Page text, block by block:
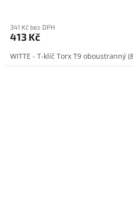
341 Kč bez DPH
413 Kč
WITTE - T-klíč Torx T9 oboustranný